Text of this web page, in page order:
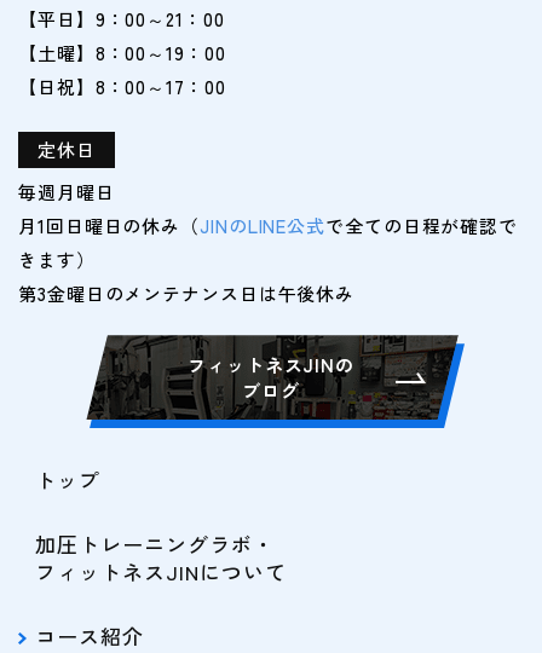
【平日】9：00～21：00
【土曜】8：00～19：00
【日祝】8：00～17：00
定休日
毎週月曜日
月1回日曜日の休み（JINのLINE公式で全ての日程が確認で
きます）
フィットネスJINの
ブログ
トップ
加圧トレーニングラボ・
フィットネスJINについて
コース紹介